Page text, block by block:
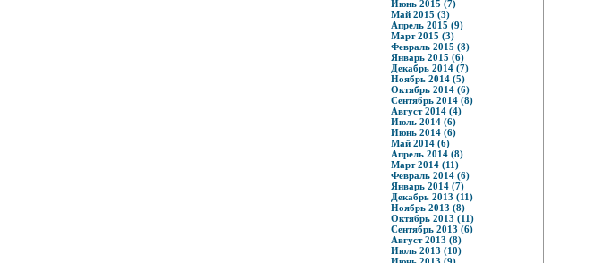
Июнь 2015 (7)
Май 2015 (3)
Апрель 2015 (9)
Март 2015 (3)
Февраль 2015 (8)
Январь 2015 (6)
Декабрь 2014 (7)
Ноябрь 2014 (5)
Октябрь 2014 (6)
Сентябрь 2014 (8)
Август 2014 (4)
Июль 2014 (6)
Июнь 2014 (6)
Май 2014 (6)
Апрель 2014 (8)
Март 2014 (11)
Февраль 2014 (6)
Январь 2014 (7)
Декабрь 2013 (11)
Ноябрь 2013 (8)
Октябрь 2013 (11)
Сентябрь 2013 (6)
Август 2013 (8)
Июль 2013 (10)